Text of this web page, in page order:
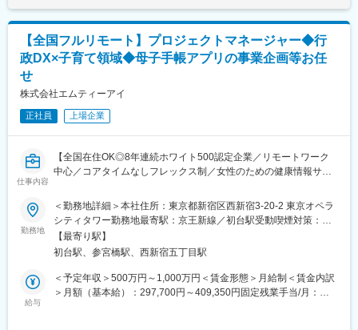
点駅、甲東中学校前駅、県庁前駅(沖縄県)
ション
・KPIの設定と進捗管理、データに基づいた改善策の立案と実行
・ロードマップの作成と管理
※ご本人の意向および試用期間中の業務状況などを踏まえて適材適
※少数精鋭で実力主義、かつ積極性・協力性・スピードを重んじる
■組織体制※製薬事業部
ロントエンド、インフラ、AI各種在籍。業務委託・外注含む）で
プロダクトチームを組成。現PdMは業務委託で活躍されており、
今回は正社員のプロダクトマネージャーとして中心的な役割をお
任せいたします。
■働き方
記です。
【全国フルリモート】プロジェクトマネージャー◆行
政DX×子育て領域◆母子手帳アプリの事業企画等お任
せ
株式会社エムティーアイ
正社員 上場企業
仕事内容
【全国在住OK◎8年連続ホワイト500認定企業／リモートワーク
中心／コアタイムなしフレックス制／女性のための健康情報サイ
※本ポジションは、株式会社エムティーアイにて採用後、グループ
会社である母子モ株式会社（母子手帳アプリ「母子モ」を運営）
へ在籍出向となります。
■業務内容：
現在は母子手帳アプリ「母子モ」をベースとして子育てDXサービ
スの導入に注力しております。
勤務地
＜勤務地詳細＞本社住所：東京都新宿区西新宿3-20-2 東京オペラ
シティタワー勤務地最寄駅：京王新線／初台駅受動喫煙対策：屋
内全面禁煙変更の範囲：会社の定める事業所（リモートワーク含
む）
【最寄り駅】
初台駅、参宮橋駅、西新宿五丁目駅
給与
＜予定年収＞500万円～1,000万円＜賃金形態＞月給制＜賃金内訳
＞月額（基本給）：297,700円～409,350円固定残業手当/月：